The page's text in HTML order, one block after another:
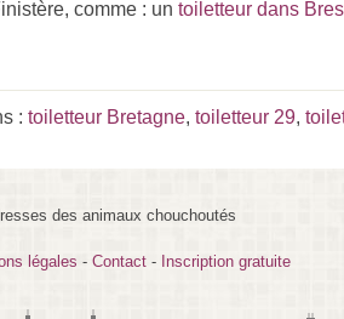
comme : un toiletteur dans
: toiletteur Bretagne, toiletteur 29,
des animaux chouchoutés
légales - Contact - Inscription gratuite